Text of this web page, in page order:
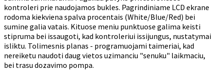
kontroleri prie naudojamos bukles. Pagrindiniame LCD ekrane
rodoma kiekviena spalva procentais (White/Blue/Red) bei
sumine galia vatais. Kituose meniu punktuose galima keisti
stipruma bei issaugoti, kad kontroleriui issijungus, nustatymai
isliktu. Tolimesnis planas - programuojami taimeriai, kad
nereiketu naudoti daug vietos uzimanciu "senuku" laikmaciu,
bei trasu dozavimo pompa.